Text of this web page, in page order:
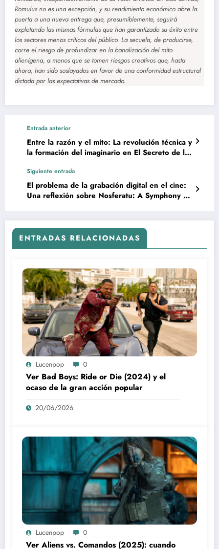
Romulus no es una excepción, y su rendimiento económico abre la
puerta a una nueva entrega que, presumiblemente, seguirá
explotando las mismas fórmulas que han garantizado su éxito entre
los sectores menos críticos del público. La secuela, de producirse,
corre el riesgo de profundizar en la banalización del mito
alienígena, a menos que se tomen riesgos creativos que, hasta
ahora, han sido soslayados en favor de una conformidad estructural
dictada por las expectativas de mercado.
Entrada anterior
Entre la razón y el mito: La revolución técnica y
la formación del imaginario en El Secreto de la
Siguiente entrada
El problema de la grabación digital en el cine:
Una reflexión sobre Nosferatu: A Symphony of
ENTRADAS RELACIONADAS
Lucenpop 0
Ver Bad Boys: Ride or Die (2024) y el
ocaso de la gran acción popular
20/06/2026
Lucenpop 0
Ver Aliens vs. Comandos (2025): cuando